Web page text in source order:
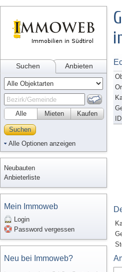
Suchen Anbieten
Alle Kaufen
Mieten
Suchen
Alle Optionen anzeigen
Neubauten
Anbieterliste
Mein Immoweb
Login
Password vergessen
Neu bei Immoweb?
ID